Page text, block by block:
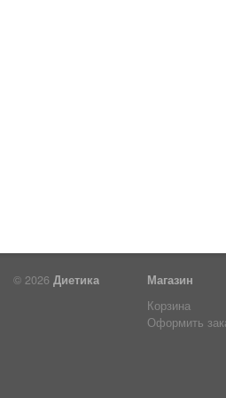
© 2026 Диетика
Магазин
Корзина
Оформить